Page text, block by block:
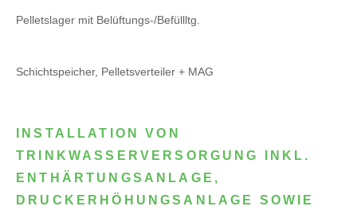
Pelletslager mit Belüftungs-/Befüllltg.
Schichtspeicher, Pelletsverteiler + MAG
INSTALLATION VON
TRINKWASSERVERSORGUNG INKL.
ENTHÄRTUNGSANLAGE,
DRUCKERHÖHUNGSANLAGE SOWIE